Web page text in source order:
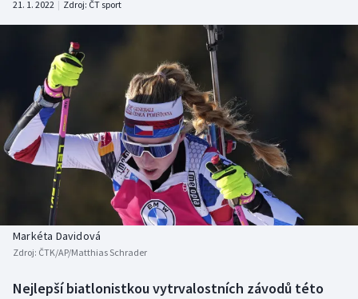
DALŠÍ SPORTY
Americký fotbal
Baseball a softbal
Basketbal
Biatlon
Boby a skeleton
Box
NEPŘEHLÉDNĚTE
Soutěže
Historické návraty
Aplikace ČT sport
AZ kvíz
21. 1. 2022 | Zdroj: ČT sport
Markéta Davidová
Zdroj: ČTK/AP/Matthias Schrader
Nejlepší biatlonistkou vytrvalostních závodů této